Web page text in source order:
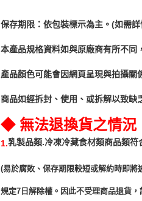
保存期限：依包裝標示為主。(如需
本產品規格資料如與原廠商有所不同
產品顏色可能會因網頁呈現與拍攝關
商品如經拆封、使用、或拆解以致缺
◆ 無法退換貨之情況
1.乳製品類.冷凍冷藏食材類商品類符
(易於腐敗、保存期限較短或解約時即
規定7日解除權。因此不受理商品退貨